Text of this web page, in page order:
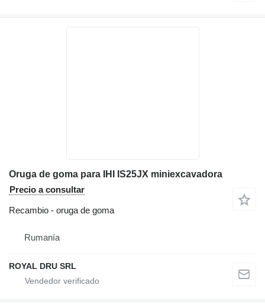
Oruga de goma para IHI IS25JX miniexcavadora
Precio a consultar
Recambio - oruga de goma
Rumanía
ROYAL DRU SRL